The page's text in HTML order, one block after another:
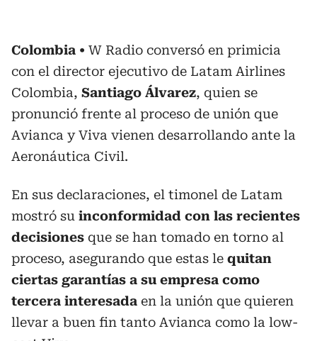
Colombia
W Radio conversó en primicia
con el director ejecutivo de Latam Airlines
Colombia, Santiago Álvarez, quien se
pronunció frente al proceso de unión que
Avianca y Viva vienen desarrollando ante la
Aeronáutica Civil.
En sus declaraciones, el timonel de Latam
mostró su inconformidad con las recientes
decisiones que se han tomado en torno al
proceso, asegurando que estas le quitan
ciertas garantías a su empresa como
tercera interesada en la unión que quieren
llevar a buen fin tanto Avianca como la low-